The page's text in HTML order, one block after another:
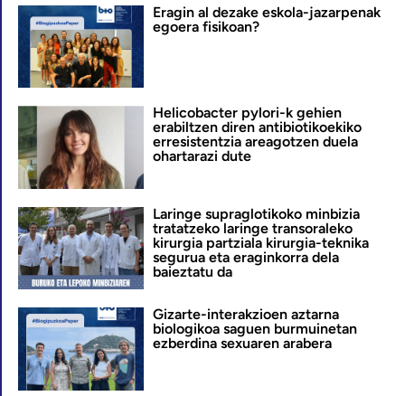
Eragin al dezake eskola-jazarpenak
egoera fisikoan?
Helicobacter pylori-k gehien
erabiltzen diren antibiotikoekiko
erresistentzia areagotzen duela
ohartarazi dute
Laringe supraglotikoko minbizia
tratatzeko laringe transoraleko
kirurgia partziala kirurgia-teknika
segurua eta eraginkorra dela
baieztatu da
Gizarte-interakzioen aztarna
biologikoa saguen burmuinetan
ezberdina sexuaren arabera